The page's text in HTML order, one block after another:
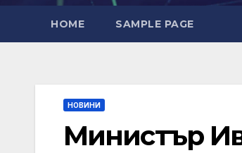
HOME SAMPLE PAGE
НОВИНИ
Министър